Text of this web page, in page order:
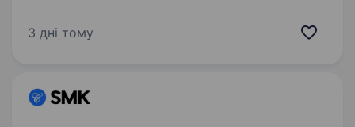
звітності ведення обліку витрат, доходів
3 дні тому